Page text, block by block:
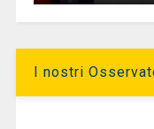
I nostri